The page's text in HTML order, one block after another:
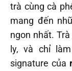
trà cùng cà
mang đến
ngon nhất.
ly, và chỉ
signature của